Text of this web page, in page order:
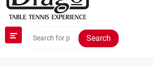
Search